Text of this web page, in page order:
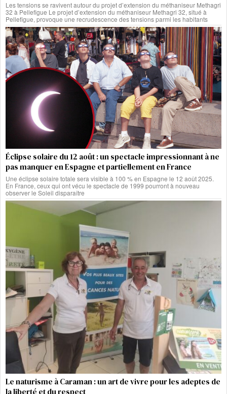
Les tensions se ravivent autour du projet d’extension du méthaniseur Methagri
32 à Pellefigue Le projet d’extension du méthaniseur Methagri 32, situé à
Pellefigue, provoque une recrudescence des tensions parmi les habitants
Éclipse solaire du 12 août : un spectacle impressionnant à ne
pas manquer en Espagne et partiellement en France
Une éclipse solaire totale sera visible à 100 % en Espagne le 12 août 2025.
En France, ceux qui ont vécu le spectacle de 1999 pourront à nouveau
observer le Soleil disparaître
Le naturisme à Caraman : un art de vivre pour les adeptes de
la liberté et du respect